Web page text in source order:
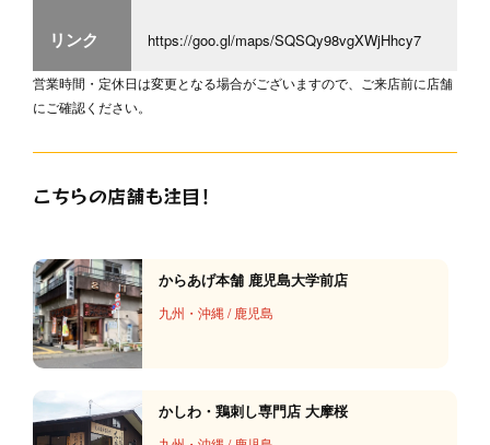
リンク https://goo.gl/maps/SQSQy98vgXWjHhcy7
営業時間・定休日は変更となる場合がございますので、ご来店前に店舗
にご確認ください。
こちらの店舗も注目！
からあげ本舗 鹿児島大学前店
九州・沖縄 / 鹿児島
かしわ・鶏刺し専門店 大摩桜